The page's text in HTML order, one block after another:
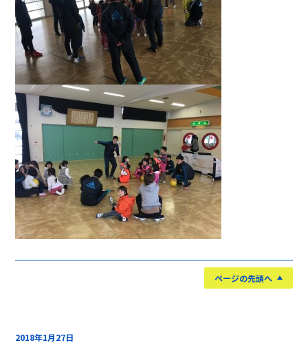
ページの先頭へ
2018年1月27日